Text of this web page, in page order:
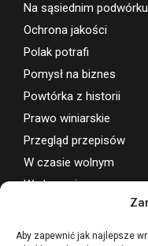
Aby zapewnić jak najlepsze
Na sąsiednim podwórku
Ochrona jakości
Polak potrafi
Pomysł na biznes
Powtórka z historii
Prawo winiarskie
Przegląd przepisów
W czasie wolnym
Wydarzenia
Wsparcie projektu